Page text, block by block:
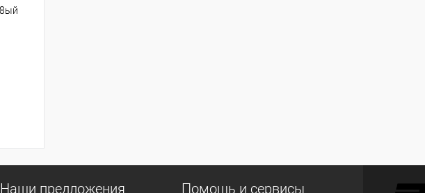
Наши предложения Помощь и сервисы